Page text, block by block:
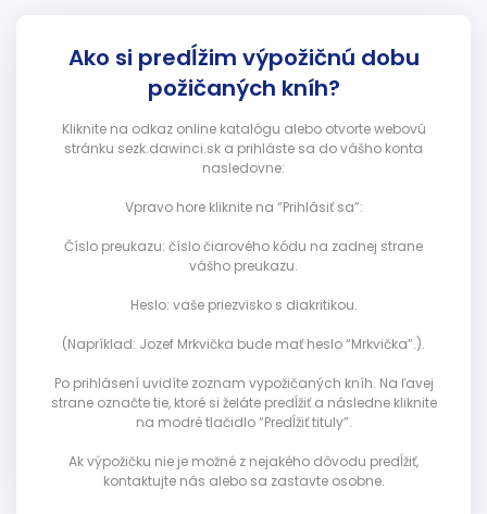
Ako si predĺžim výpožičnú dobu
požičaných kníh?
Kliknite na odkaz online katalógu alebo otvorte webovú
stránku sezk.dawinci.sk a prihláste sa do vášho konta
nasledovne:
Vpravo hore kliknite na “Prihlásiť sa”:
Číslo preukazu: číslo čiarového kódu na zadnej strane
vášho preukazu.
Heslo: vaše priezvisko s diakritikou.
(Napríklad: Jozef Mrkvička bude mať heslo “Mrkvička”.).
Po prihlásení uvidíte zoznam vypožičaných kníh. Na ľavej
strane označte tie, ktoré si želáte predĺžiť a následne kliknite
na modré tlačidlo “Predĺžiť tituly”.
Ak výpožičku nie je možné z nejakého dôvodu predĺžiť,
kontaktujte nás alebo sa zastavte osobne.